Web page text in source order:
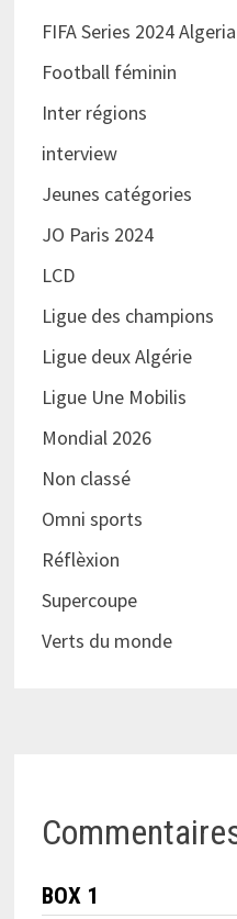
FIFA Series 2024 Algeria
Football féminin
Inter régions
interview
Jeunes catégories
JO Paris 2024
LCD
Ligue des champions
Ligue deux Algérie
Ligue Une Mobilis
Mondial 2026
Non classé
Omni sports
Réflèxion
Supercoupe
Verts du monde
BOX 1